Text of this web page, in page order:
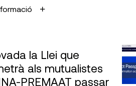
la Llei que
als mutualistes
PREMAAT passar